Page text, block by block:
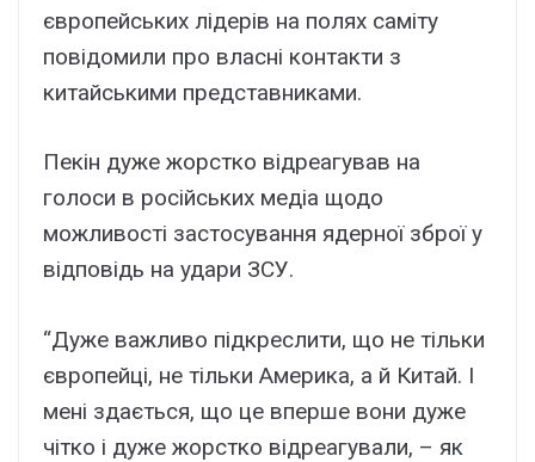
європейських лідерів на полях саміту
повідомили про власні контакти з
китайськими представниками.
Пекін дуже жорстко відреагував на
голоси в російських медіа щодо
можливості застосування ядерної зброї у
відповідь на удари ЗСУ.
“Дуже важливо підкреслити, що не тільки
європейці, не тільки Америка, а й Китай. І
мені здається, що це вперше вони дуже
чітко і дуже жорстко відреагували, – як